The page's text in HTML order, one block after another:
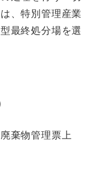
、特別管理産業
最終処分場を選
棄物管理票上